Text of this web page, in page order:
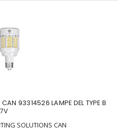
93314526 LAMPE DEL TYPE B
SOLUTIONS CAN